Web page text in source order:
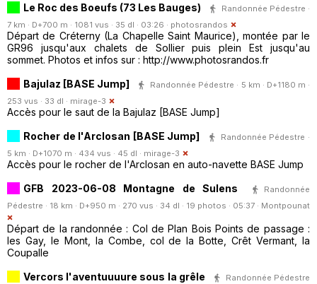
Le Roc des Boeufs (73 Les Bauges)
Randonnée Pédestre ·
7 km · D+700 m · 1081 vus · 35 dl · 03:26 · photosrandos
Départ de Créterny (La Chapelle Saint Maurice), montée par le
GR96 jusqu'aux chalets de Sollier puis plein Est jusqu'au
sommet. Photos et infos sur : http://www.photosrandos.fr
Bajulaz [BASE Jump]
Randonnée Pédestre · 5 km · D+1180 m ·
253 vus · 33 dl · mirage-3
Accès pour le saut de la Bajulaz [BASE Jump]
Rocher de l'Arclosan [BASE Jump]
Randonnée Pédestre ·
5 km · D+1070 m · 434 vus · 45 dl · mirage-3
Accès pour le rocher de l'Arclosan en auto-navette BASE Jump
GFB 2023-06-08 Montagne de Sulens
Randonnée
Pédestre · 18 km · D+950 m · 270 vus · 34 dl · 19 photos · 05:37 · Montpounat
Départ de la randonnée : Col de Plan Bois Points de passage :
les Gay, le Mont, la Combe, col de la Botte, Crêt Vermant, la
Coupalle
Vercors l'aventuuuure sous la grêle
Randonnée Pédestre